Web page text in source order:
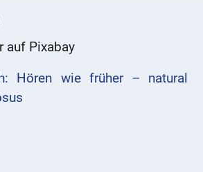
auf Pixabay
Hören wie früher – natural